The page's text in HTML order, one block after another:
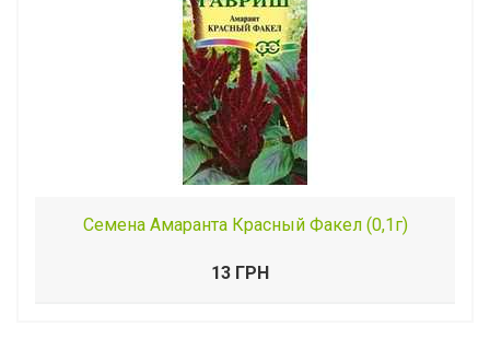
Семена Амаранта Красный Факел (0,1г)
13 ГРН